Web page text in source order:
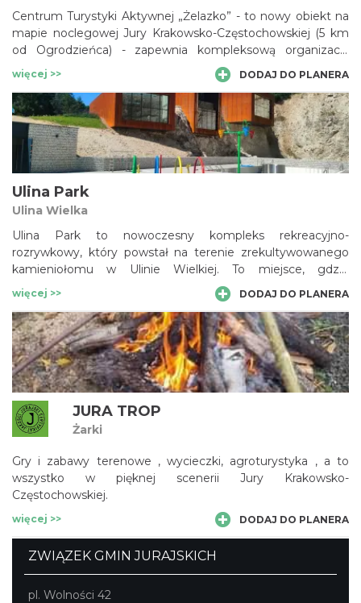
Centrum Turystyki Aktywnej „Żelazko” - to nowy obiekt na
mapie noclegowej Jury Krakowsko-Częstochowskiej (5 km
od Ogrodzieńca) - zapewnia kompleksową organizację
pobytu grup zorganizowanych wraz z programem
wycieczek i aktywności w terenie.
więcej >> DODAJ DO PLANERA
Ulina Park
Ulina Wielka
Ulina Park to nowoczesny kompleks rekreacyjno-
rozrywkowy, który powstał na terenie zrekultywowanego
kamieniołomu w Ulinie Wielkiej. To miejsce, gdzie
industrialna przeszłość łączy się z nowoczesną architekturą,
tworząc unikalną przestrzeń do wypoczynku, zabawy i
aktywnego spędzania czasu
więcej >> DODAJ DO PLANERA
JURA TROP
Żarki
Gry i zabawy terenowe , wycieczki, agroturystyka , a to
wszystko w pięknej scenerii Jury Krakowsko-
Częstochowskiej.
więcej >> DODAJ DO PLANERA
ZWIĄZEK GMIN JURAJSKICH
pl. Wolności 42